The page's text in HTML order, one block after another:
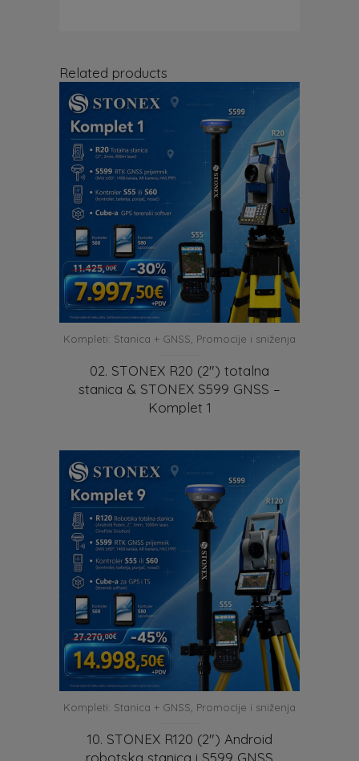
Related products
Kompleti: Stanica + GNSS Promocije i sniženja
02. STONEX R20 (2″) totalna
stanica & STONEX S599 GNSS –
Komplet 1
Kompleti: Stanica + GNSS Promocije i sniženja
10. STONEX R120 (2″) Android
robotska stanica i S599 GNSS